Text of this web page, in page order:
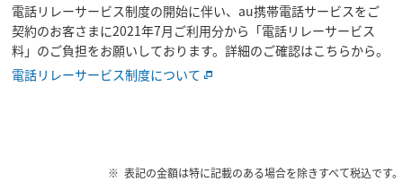
電話リレーサービス制度の開始に伴い、au携帯電話サービスをご
契約のお客さまに2021年7月ご利用分から「電話リレーサービス
料」のご負担をお願いしております。詳細のご確認はこちらから。
電話リレーサービス制度について
表記の金額は特に記載のある場合を除きすべて税込です。